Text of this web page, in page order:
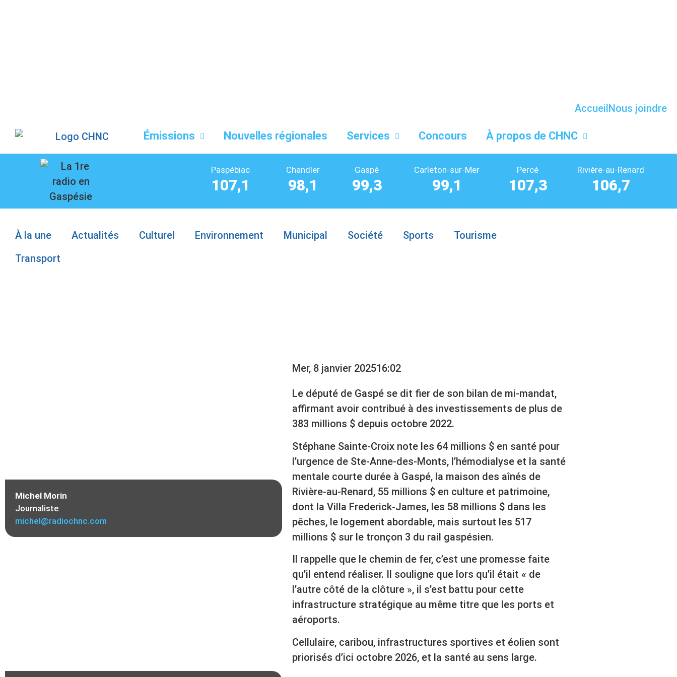
AccueilNous joindre
Émissions Nouvelles régionales Services Concours À propos de CHNC
Paspébiac
107,1
Chandler
98,1
Gaspé
99,3
Carleton-sur-Mer
99,1
Percé
107,3
Rivière-au-Renard
106,7
À la une Actualités Culturel Environnement Municipal Société Sports
Tourisme
Transport
Michel Morin
Journaliste
michel@radiochnc.com
Mer, 8 janvier 202516:02
Le député de Gaspé se dit fier de son bilan de mi-mandat,
affirmant avoir contribué à des investissements de plus de
383 millions $ depuis octobre 2022.
Stéphane Sainte-Croix note les 64 millions $ en santé pour
l’urgence de Ste-Anne-des-Monts, l’hémodialyse et la santé
mentale courte durée à Gaspé, la maison des aînés de
Rivière-au-Renard, 55 millions $ en culture et patrimoine,
dont la Villa Frederick-James, les 58 millions $ dans les
pêches, le logement abordable, mais surtout les 517
millions $ sur le tronçon 3 du rail gaspésien.
Il rappelle que le chemin de fer, c’est une promesse faite
qu’il entend réaliser. Il souligne que lors qu’il était « de
l’autre côté de la clôture », il s’est battu pour cette
infrastructure stratégique au même titre que les ports et
aéroports.
Cellulaire, caribou, infrastructures sportives et éolien sont
priorisés d’ici octobre 2026, et la santé au sens large.